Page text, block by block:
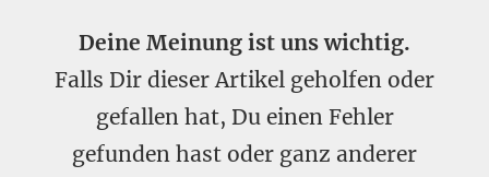
Deine Meinung ist uns wichtig.
Falls Dir dieser Artikel geholfen oder
gefallen hat, Du einen Fehler
gefunden hast oder ganz anderer